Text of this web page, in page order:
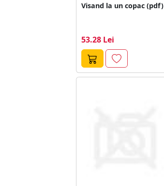
Visand la un copac (pdf)
53.28 Lei